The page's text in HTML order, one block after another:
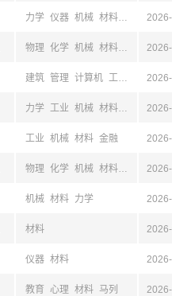
力学 仪器 机械 材料 电气 自动
物理 化学 机械 材料 化工 工商
建筑 管理 计算机 工业 机械 电
力学 工业 机械 材料 化工 外语
工业 机械 材料 金融
物理 化学 机械 材料 化工 工商
机械 材料 力学
材料
仪器 材料
教育 心理 材料 马列